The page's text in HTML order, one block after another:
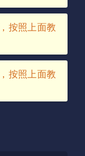
按照上面教
按照上面教